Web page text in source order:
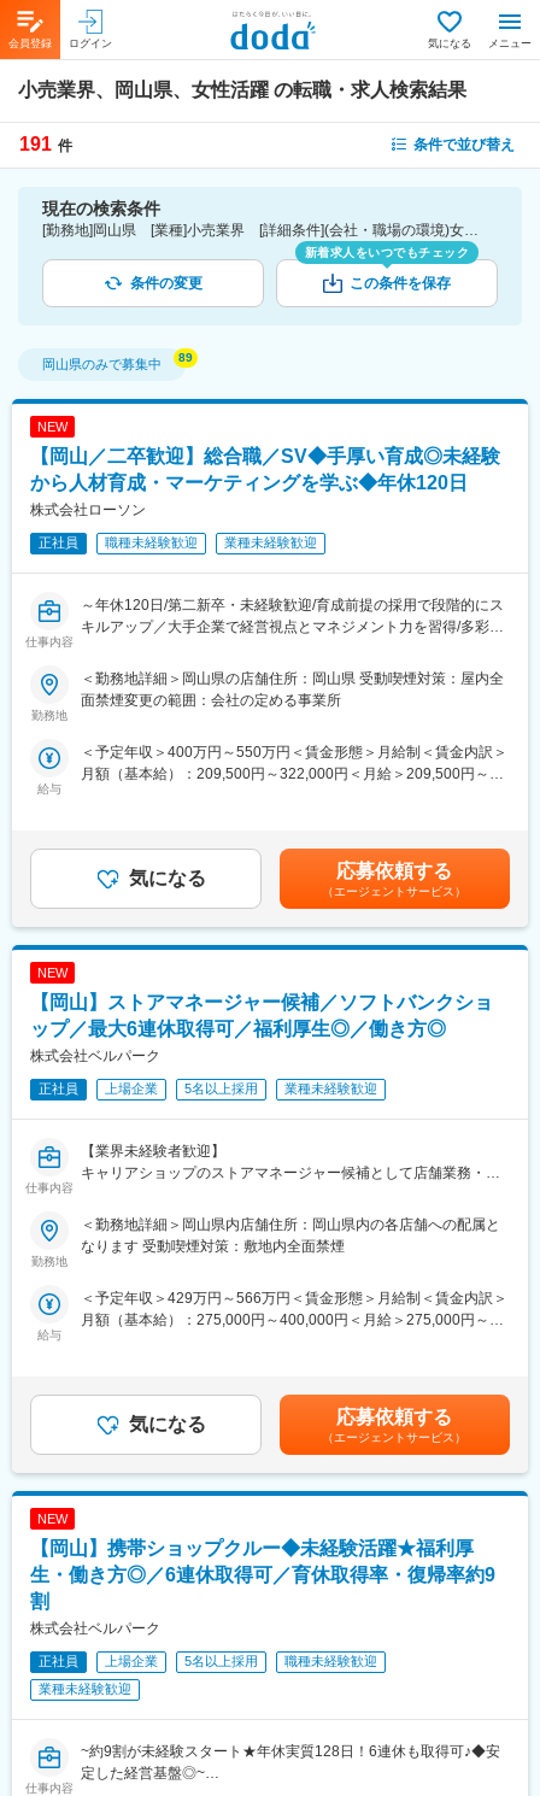
会員登録 ログイン 気になる メニュー
小売業界、岡山県、女性活躍 の転職・求人検索結果
191 件 条件で並び替え
現在の検索条件
[勤務地]岡山県 [業種]小売業界 [詳細条件](会社・職場の環境)女性活躍
条件の変更
新着求人をいつでもチェック
この条件を保存
岡山県のみで募集中
NEW
【岡山／二卒歓迎】総合職／SV◆手厚い育成◎未経験
から人材育成・マーケティングを学ぶ◆年休120日
株式会社ローソン
正社員 職種未経験歓迎 業種未経験歓迎
仕事内容
～年休120日/第二新卒・未経験歓迎/育成前提の採用で段階的にス
キルアップ／大手企業で経営視点とマネジメント力を習得/多彩な
全国約14,000店舗を展開し、「マチのほっとステーション」とし
集します。
行う仕事です。
・担当店舗の売上・コスト管理
・加盟店にお伺いし経営サポート
・店舗ごとの強み・弱みの分析、解決策の考案
・クルーさん育成のアドバイス
■魅力ポイント
・充実した研修体制：現職SVに同行し直に仕事を学べます。他に
も座学研修、eラーニング研修など様々なツールでスキルアップを
サポートします。
・横のつながり：週に1回は必ずエリア内のSV同士でミーティン
グを行い、事例共有や相談ができます。
付与
・多様な手当：住宅手当、地域手当、家族手当完備◎
入社後は店舗研修（半年～2年）を経て、SV候補（ASV）として
業務を担当いただきます。その後、SVアセスメントに合格し、SV
※店舗研修期間は、その方のご経験とスキルによって変わります。
SV経験後にはエリアを管轄する支店の支店長も目指せます。また
・オーナーと合意形成し、オーナーを通じて店舗課題を解決する
ため、コミュニケーション力が身に付きます。
・数値改善を目指して目標管理を行うため、数値に基づいた経営
感覚が養えます。
決力が高まります。
変更の範囲：会社の定める業務
勤務地
＜勤務地詳細＞岡山県の店舗住所：岡山県 受動喫煙対策：屋内全
面禁煙変更の範囲：会社の定める事業所
給与
＜予定年収＞400万円～550万円＜賃金形態＞月給制＜賃金内訳＞
月額（基本給）：209,500円～322,000円＜月給＞209,500円～
くまでも目安の金額であり、選考を通じて上下する可能性があり
ます。月給(月額)は固定手当を含めた表記です。
気になる 応募依頼する
（エージェントサービス）
NEW
【岡山】ストアマネージャー候補／ソフトバンクショ
ップ／最大6連休取得可／福利厚生◎／働き方◎
株式会社ベルパーク
正社員 上場企業 5名以上採用 業種未経験歓迎
仕事内容
【業界未経験者歓迎】
キャリアショップのストアマネージャー候補として店舗業務・マ
■職務内容：
ソフトバンクショップのストアマネージャー候補として、雇入れ
験。接客業務／カウンター業務／店舗業務などの業務をお任せ
し、業務に慣れていただきます。入社半年～１年半を目処に経験
・シフト管理
・売上管理
・商品管理
・販売促進
・広告宣伝の企画立案
■配属先の編成：
★20代・30代中心に活躍中！
若手を中心に、男女ともにバランス良く活躍しています。
ことだらけで当然」というスタンスでフォローしているので、新
しい方もなじみやすいはず！
■仕事の魅力：
★店舗ごとに裁量があり、店長の判断で店舗運営を行えるのが特
徴です。例えば催事やショッピングモールのイベントに参加して
のも店長の発案によるもの。自分のアイディアが売上につながり
ます。
勤務地
＜勤務地詳細＞岡山県内店舗住所：岡山県内の各店舗への配属と
なります 受動喫煙対策：敷地内全面禁煙
給与
＜予定年収＞429万円～566万円＜賃金形態＞月給制＜賃金内訳＞
月額（基本給）：275,000円～400,000円＜月給＞275,000円～
す。賞与：年2回（6・12月）・昇給：年1回賞与とは別にインセ
ンティブや特別賞与も支給実績あり（2025年は30万円の追加支給
を実施）賃金はあくまでも目安の金額であり、選考を通じて上下
する可能性があります。月給(月額)は固定手当を含めた表記です。
気になる 応募依頼する
（エージェントサービス）
NEW
【岡山】携帯ショップクルー◆未経験活躍★福利厚
生・働き方◎／6連休取得可／育休取得率・復帰率約9
割
株式会社ベルパーク
正社員 上場企業 5名以上採用
職種未経験歓迎
業種未経験歓迎
仕事内容
~約9割が未経験スタート★年休実質128日！6連休も取得可♪◆安
定した経営基盤◎~